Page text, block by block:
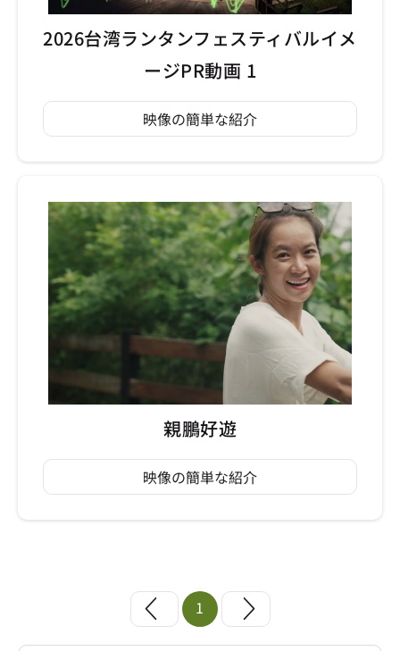
2026台湾ランタンフェスティバルイメ
ージPR動画 1
映像の簡単な紹介
親鵬好遊
映像の簡単な紹介
1